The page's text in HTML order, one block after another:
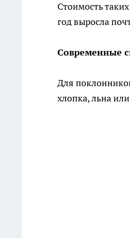
Стоимость
год выросла
Современные
Для
хлопка, льна